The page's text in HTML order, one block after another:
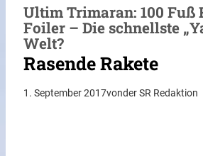
Ultim Trimaran: 100 Fuß
Foiler – Die schnellste
Welt?
Rasende Rakete
1. September 2017vonder SR Redaktion